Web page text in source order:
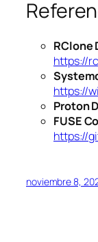
RClone
https://
https://
Proton
FUSE
https://
noviembre 8,